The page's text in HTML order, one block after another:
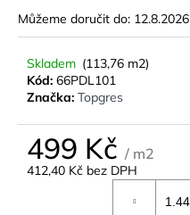
Můžeme doručit do: 12.8.2026
Skladem (113,76 m2)
Kód: 66PDL101
Značka: Topgres
499 Kč / m2
412,40 Kč bez DPH
D
o
p
o
č
u